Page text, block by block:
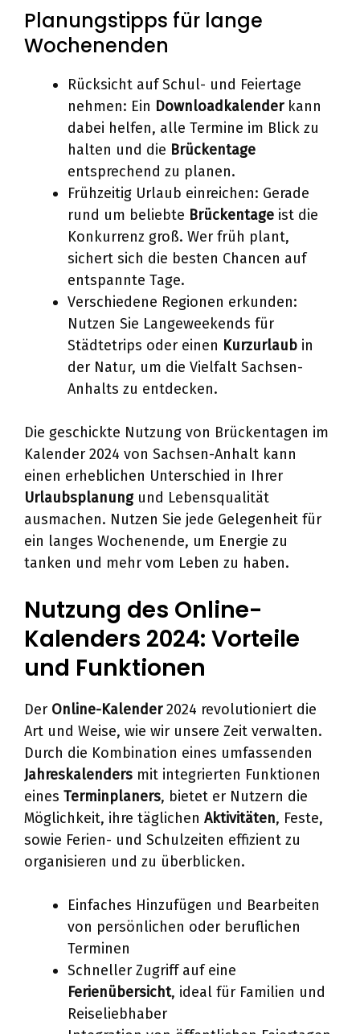
Planungstipps für lange
Wochenenden
Rücksicht auf Schul- und Feiertage
nehmen: Ein Downloadkalenderkann
dabei helfen, alle Termine im Blick zu
halten und die Brückentage
entsprechend zu planen.
Frühzeitig Urlaub einreichen: Gerade
rund um beliebte Brückentage ist die
Konkurrenz groß. Wer früh plant,
sichert sich die besten Chancen auf
entspannte Tage.
Verschiedene Regionen erkunden:
Nutzen Sie Langeweekends für
Städtetrips oder einen Kurzurlaub in
der Natur, um die Vielfalt Sachsen-
Anhalts zu entdecken.
Die geschickte Nutzung von Brückentagen im
Kalender 2024 von Sachsen-Anhalt kann
einen erheblichen Unterschied in Ihrer
Urlaubsplanungund Lebensqualität
ausmachen. Nutzen Sie jede Gelegenheit für
ein langes Wochenende, um Energie zu
tanken und mehr vom Leben zu haben.
Nutzung des Online-
Kalenders 2024: Vorteile
und Funktionen
Der Online-Kalender2024 revolutioniert die
Art und Weise, wie wir unsere Zeit verwalten.
Durch die Kombination eines umfassenden
Jahreskalenders mit integrierten Funktionen
eines Terminplaners, bietet er Nutzern die
Möglichkeit, ihre täglichen Aktivitäten, Feste,
sowie Ferien- und Schulzeiten effizient zu
organisieren und zu überblicken.
Einfaches Hinzufügen und Bearbeiten
von persönlichen oder beruflichen
Terminen
Schneller Zugriff auf eine
Ferienübersicht, ideal für Familien und
Reiseliebhaber